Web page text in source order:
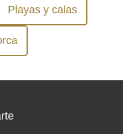
Playas y calas